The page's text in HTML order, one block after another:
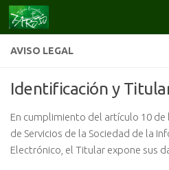
Saltar al contenido
AVISO LEGAL
Identificación y
En cumplimiento del artículo 10 de
de Servicios de la Sociedad de la
Electrónico, el Titular expone sus